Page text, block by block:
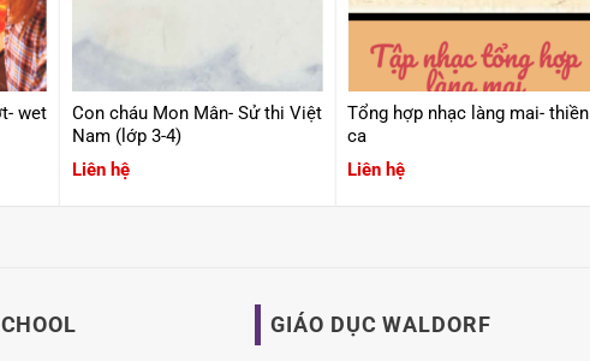
wet
Con cháu Mon Mân- Sử thi Việt
Nam (lớp 3-4)
Liên hệ
Tổng hợp nhạc làng mai- thiền
ca
Liên hệ
GIÁO DỤC WALDORF